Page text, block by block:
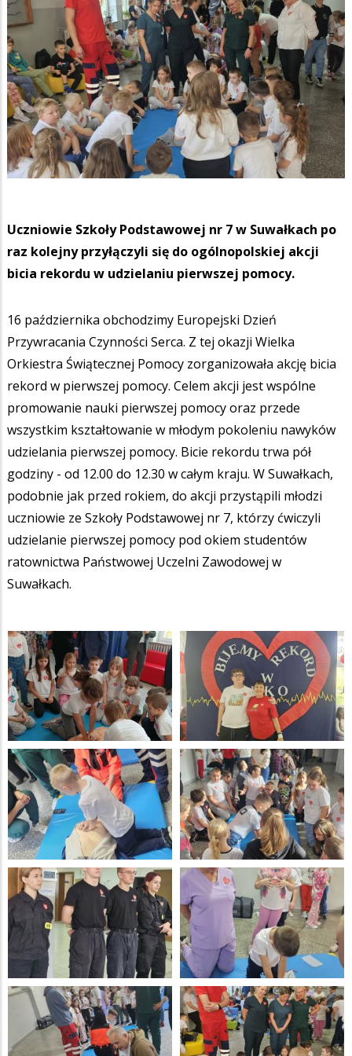
Uczniowie Szkoły Podstawowej nr 7 w Suwałkach po
raz kolejny przyłączyli się do ogólnopolskiej akcji
bicia rekordu w udzielaniu pierwszej pomocy.
16 października obchodzimy Europejski Dzień
Przywracania Czynności Serca. Z tej okazji Wielka
Orkiestra Świątecznej Pomocy zorganizowała akcję bicia
rekord w pierwszej pomocy. Celem akcji jest wspólne
promowanie nauki pierwszej pomocy oraz przede
wszystkim kształtowanie w młodym pokoleniu nawyków
udzielania pierwszej pomocy. Bicie rekordu trwa pół
godziny - od 12.00 do 12.30 w całym kraju. W Suwałkach,
podobnie jak przed rokiem, do akcji przystąpili młodzi
uczniowie ze Szkoły Podstawowej nr 7, którzy ćwiczyli
udzielanie pierwszej pomocy pod okiem studentów
ratownictwa Państwowej Uczelni Zawodowej w
Suwałkach.